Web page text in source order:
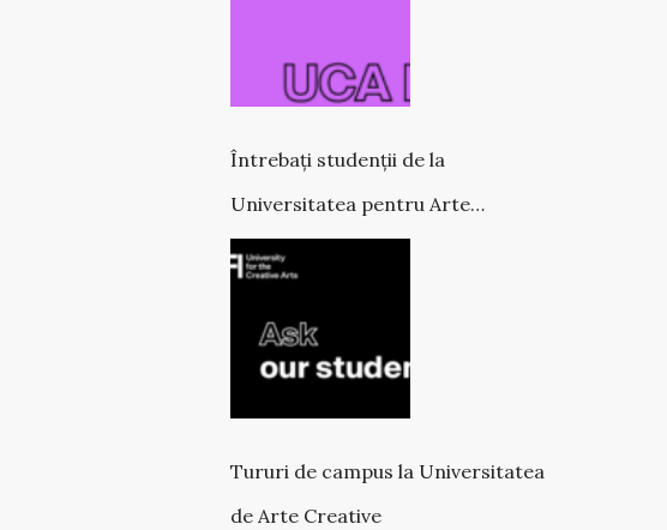
Întrebați studenții de la
Universitatea pentru Arte
Creative
Tururi de campus la Universitatea
de Arte Creative